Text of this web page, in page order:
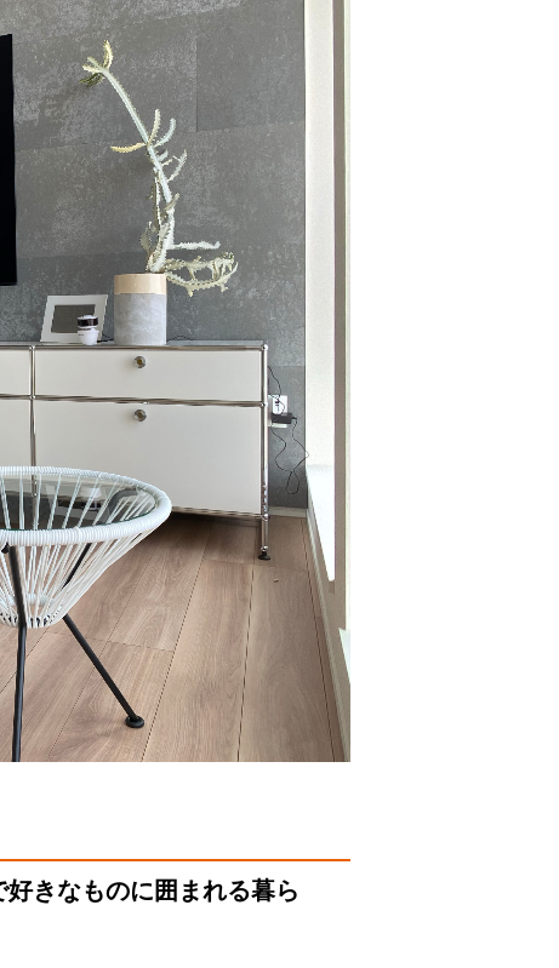
好きなものに囲まれる暮ら